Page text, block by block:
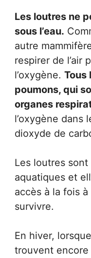
Les loutres ne
sous l’eau.
autre
respirer de l’air
l’oxygène. Tous
poumons, qui
organes
l’oxygène dans
dioxyde de
Les loutres
aquatiques et
accès à la fois
survivre.
En hiver,
trouvent encore